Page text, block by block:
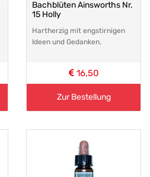
Bachblüten Ainsworths Nr.
15 Holly
Hartherzig mit engstirnigen
Ideen und Gedanken.
16,50
Zur Bestellung